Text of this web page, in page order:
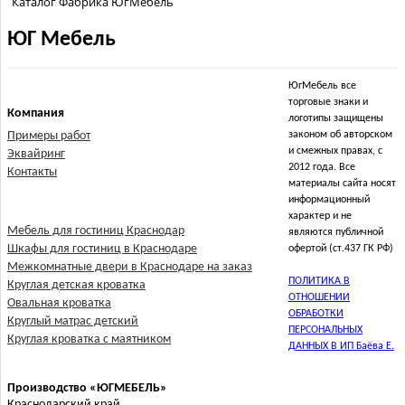
ЮГ Мебель
Компания
Примеры работ
Эквайринг
Контакты
Мебель для гостиниц Краснодар
Шкафы для гостиниц в Краснодаре
Межкомнатные двери в Краснодаре на заказ
Круглая детская кроватка
Овальная кроватка
Круглый матрас детский
Круглая кроватка с маятником
Производство «ЮГМЕБЕЛЬ»
ЮгМебель все
торговые знаки и
логотипы защищены
законом об авторском
и смежных правах, с
2012 года. Все
материалы сайта носят
информационный
характер и не
являются публичной
офертой (ст.437 ГК РФ)
ПОЛИТИКА В
ОТНОШЕНИИ
ОБРАБОТКИ
ПЕРСОНАЛЬНЫХ
ДАННЫХ В ИП Баёва Е.